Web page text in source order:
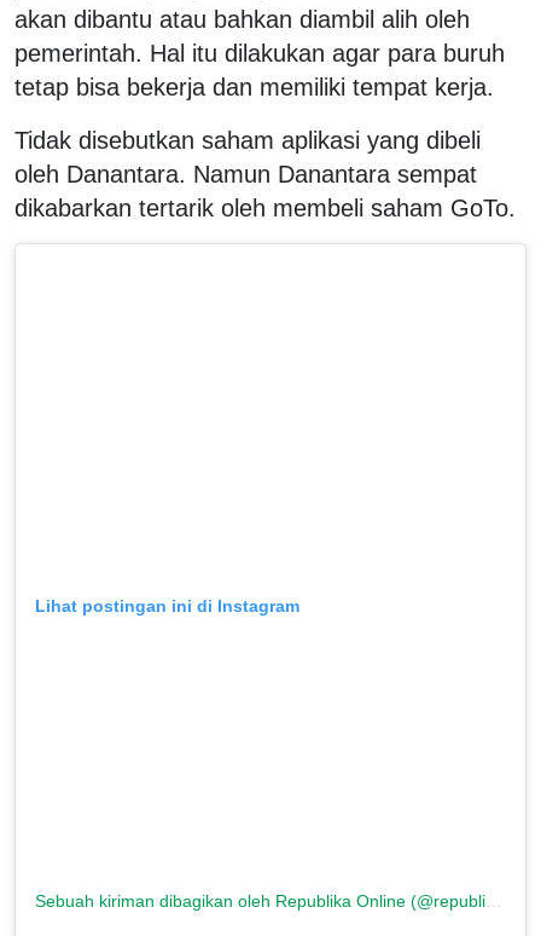
akan dibantu atau bahkan diambil alih oleh
pemerintah. Hal itu dilakukan agar para buruh
tetap bisa bekerja dan memiliki tempat kerja.
Tidak disebutkan saham aplikasi yang dibeli
oleh Danantara. Namun Danantara sempat
dikabarkan tertarik oleh membeli saham GoTo.
Lihat postingan ini di Instagram
Sebuah kiriman dibagikan oleh Republika Online (@republikaonline)